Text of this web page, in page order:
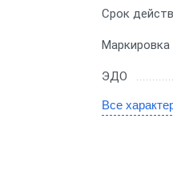
Срок
ЭДО
Все